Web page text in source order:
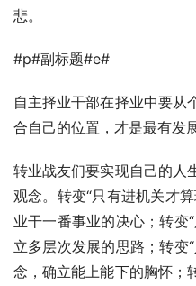
悲。
#p#副标题#e#
自主择业干部在择业中要从
合自己的位置，才是最有发
转业战友们要实现自己的人
观念。转变“只有进机关才
业干一番事业的决心；转变
立多层次发展的思路；转变
念，确立能上能下的胸怀；